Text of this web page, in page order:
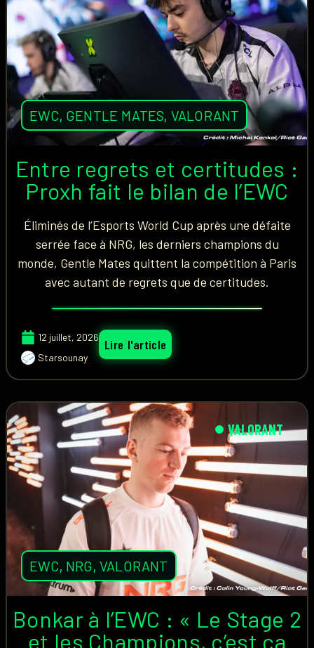
EWC, GENTLE MATES, VALORANT
Entre regrets et certitudes :
Proxh fait le bilan de l’EWC
Éliminés de l’Esports World Cup après une défaite
serrée face à NRG, les derniers champions du
monde, Gentle Mates quittent la compétition à Paris
avec autant de regrets que de certitudes.
12 juillet, 2026
Starsounay
Lire l'article
VALORANT
EWC, NRG,VALORANT
Bonkar à l’EWC : « Le Stage 2
et les Champions, c’est ça